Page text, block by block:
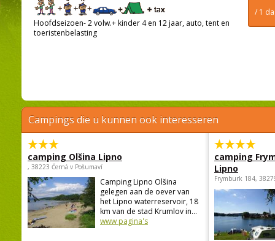
/ 1
Hoofdseizoen- 2 volw.+ kinder 4 en 12 jaar, auto, tent en
toeristenbelasting
Campings die u kunnen ook interesseren
camping Olšina Lipno
, 38223 Černá v Pošumaví
Camping Lipno Olšina
gelegen aan de oever van
het Lipno waterreservoir, 18
km van de stad Krumlov in...
www pagina's
camping
Lipno
Frymburk 184,